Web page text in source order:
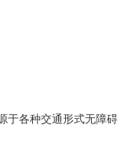
于各种交通形式无障碍